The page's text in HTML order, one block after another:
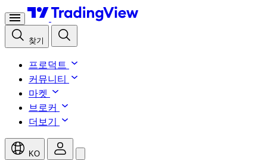
찾기
프로덕트
커뮤니티
마켓
브로커
더보기
KO